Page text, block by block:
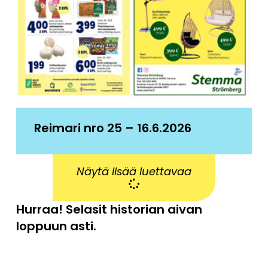
Reimari nro 25 – 16.6.2026
Näytä lisää luettavaa
Hurraa! Selasit historian aivan
loppuun asti.